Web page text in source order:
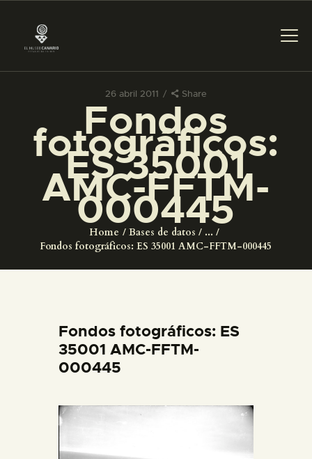
26 abril 2011 Share
Fondos
fotográficos:
ES 35001
AMC-FFTM-
000445
Home Bases de datos
...
Fondos fotográficos: ES 35001 AMC-FFTM-000445
PREPARAR LA VISITA
ACTIVIDADES
█
EL MUSEO
DIDÁCTICA
ESPAÑOL
PREPARAR LA VISITA
ACTIVIDADES
Fondos fotográficos: ES
35001 AMC-FFTM-
000445